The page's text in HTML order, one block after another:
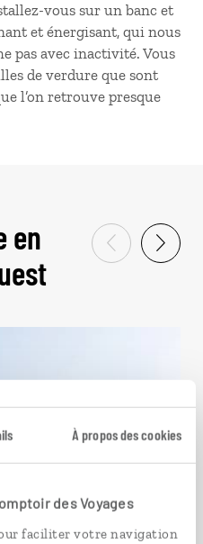
À propos des cookies
des Voyages
faciliter votre navigation
vous sur un banc et
et énergisant, qui nous
pas avec inactivité. Vous
de verdure que sont
l’on retrouve presque
en